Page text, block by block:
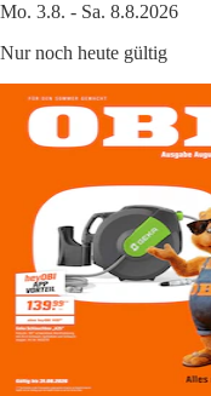
Mo. 3.8. - Sa. 8.8.2026
Nur noch heute gültig